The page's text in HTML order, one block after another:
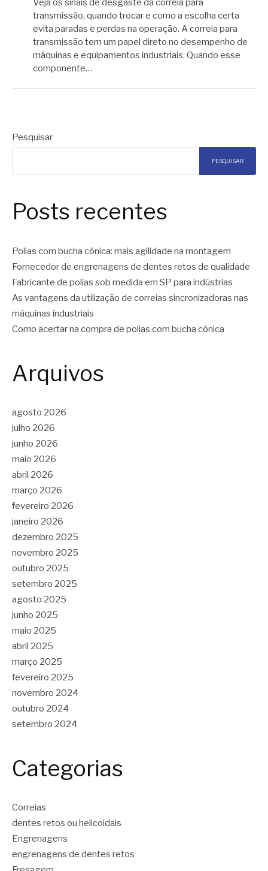
Veja os sinais de desgaste da correia para
transmissão, quando trocar e como a escolha certa
evita paradas e perdas na operação. A correia para
transmissão tem um papel direto no desempenho de
máquinas e equipamentos industriais. Quando esse
componente…
Pesquisar
PESQUISAR
Posts recentes
Polias com bucha cônica: mais agilidade na montagem
Fornecedor de engrenagens de dentes retos de qualidade
Fabricante de polias sob medida em SP para indústrias
As vantagens da utilização de correias sincronizadoras nas
máquinas industriais
Como acertar na compra de polias com bucha cônica
Arquivos
agosto 2026
julho 2026
junho 2026
maio 2026
abril 2026
março 2026
fevereiro 2026
janeiro 2026
dezembro 2025
novembro 2025
outubro 2025
setembro 2025
agosto 2025
junho 2025
maio 2025
abril 2025
março 2025
fevereiro 2025
novembro 2024
outubro 2024
setembro 2024
Categorias
Correias
dentes retos ou helicoidais
Engrenagens
engrenagens de dentes retos